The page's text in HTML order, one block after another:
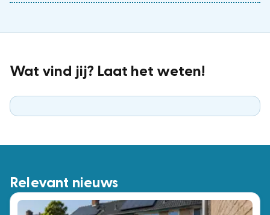
Wat vind jij? Laat het weten!
Relevant nieuws